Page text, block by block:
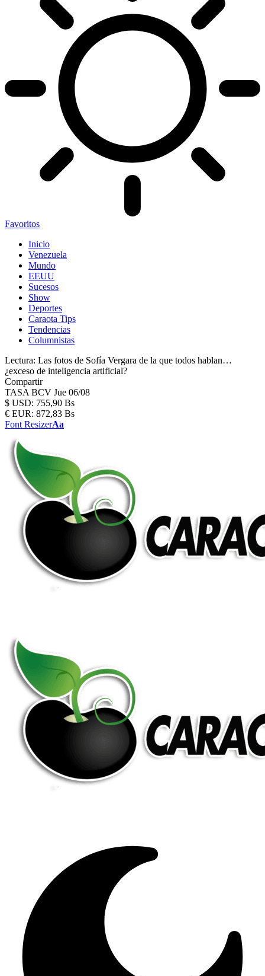
Favoritos
Inicio
Venezuela
Mundo
EEUU
Sucesos
Show
Deportes
Caraota Tips
Tendencias
Columnistas
Lectura: Las fotos de Sofía Vergara de la que todos hablan…
¿exceso de inteligencia artificial?
Compartir
TASA BCV Jue 06/08
$ USD: 755,90 Bs
€ EUR: 872,83 Bs
Font ResizerAa